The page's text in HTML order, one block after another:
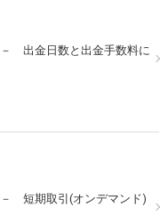
出金日数と出金手数料に
短期取引(オンデマンド)